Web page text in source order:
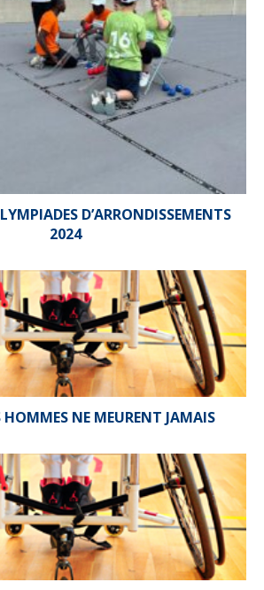
D’ARRONDISSEMENTS
2024
HOMMES NE MEURENT JAMAIS